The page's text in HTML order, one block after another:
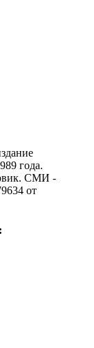
года.
CМИ -
от